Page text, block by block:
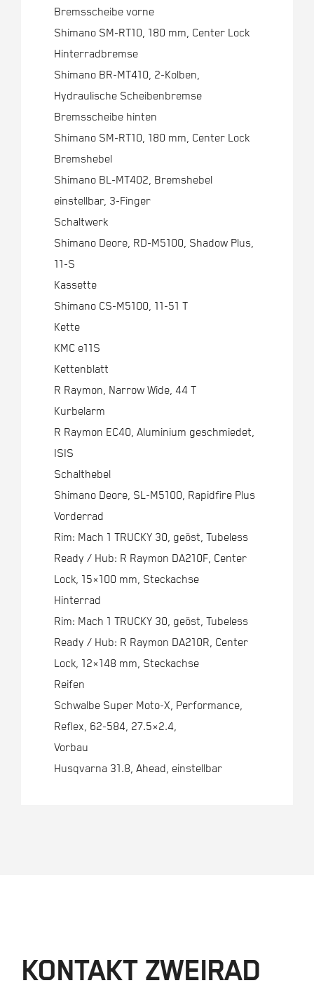
Bremsscheibe vorne
Shimano SM-RT10, 180 mm, Center Lock
Hinterradbremse
Shimano BR-MT410, 2-Kolben,
Hydraulische Scheibenbremse
Bremsscheibe hinten
Shimano SM-RT10, 180 mm, Center Lock
Bremshebel
Shimano BL-MT402, Bremshebel
einstellbar, 3-Finger
Schaltwerk
Shimano Deore, RD-M5100, Shadow Plus,
11-S
Kassette
Shimano CS-M5100, 11-51 T
Kette
KMC e11S
Kettenblatt
R Raymon, Narrow Wide, 44 T
Kurbelarm
R Raymon EC40, Aluminium geschmiedet,
ISIS
Schalthebel
Shimano Deore, SL-M5100, Rapidfire Plus
Vorderrad
Rim: Mach 1 TRUCKY 30, geöst, Tubeless
Ready / Hub: R Raymon DA210F, Center
Lock, 15×100 mm, Steckachse
Hinterrad
Rim: Mach 1 TRUCKY 30, geöst, Tubeless
Ready / Hub: R Raymon DA210R, Center
Lock, 12×148 mm, Steckachse
Reifen
Schwalbe Super Moto-X, Performance,
Reflex, 62-584, 27.5×2.4,
Vorbau
Husqvarna 31.8, Ahead, einstellbar
KONTAKT ZWEIRAD